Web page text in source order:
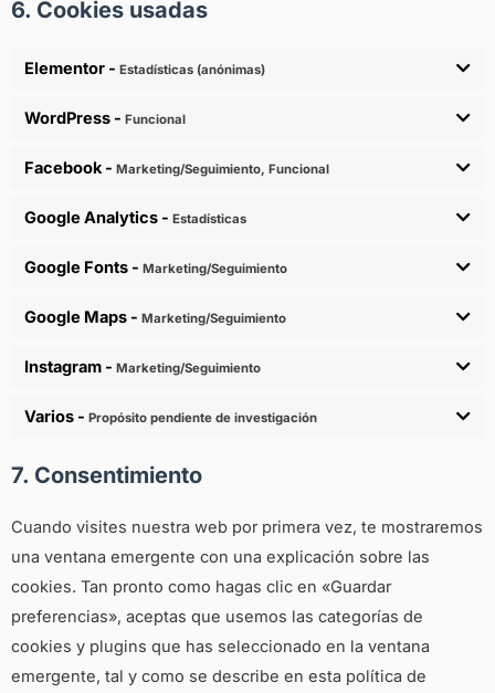
6. Cookies usadas
Elementor - Estadísticas (anónimas)
WordPress - Funcional
Facebook - Marketing/Seguimiento, Funcional
Google Analytics - Estadísticas
Google Fonts - Marketing/Seguimiento
Google Maps - Marketing/Seguimiento
Instagram - Marketing/Seguimiento
Varios - Propósito pendiente de investigación
7. Consentimiento
Cuando visites nuestra web por primera vez, te mostraremos
una ventana emergente con una explicación sobre las
cookies. Tan pronto como hagas clic en «Guardar
preferencias», aceptas que usemos las categorías de
cookies y plugins que has seleccionado en la ventana
emergente, tal y como se describe en esta política de